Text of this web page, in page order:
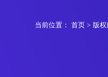
当前位置： 首页 > 版